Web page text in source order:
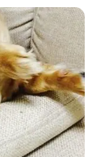
Bárdosi
beszélt,